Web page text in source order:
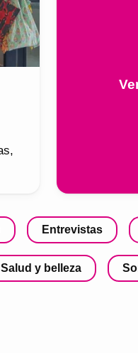
Entrevistas
Salud y belleza